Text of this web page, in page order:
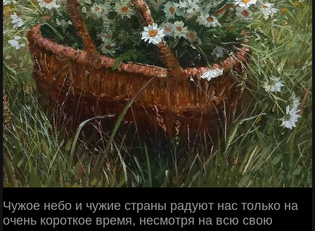
Чужое небо и чужие страны радуют нас только на
очень короткое время, несмотря на всю свою